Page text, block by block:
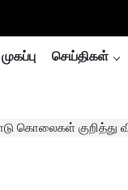
முகப்பு செய்திகள்
கொலைகள் குறித்து